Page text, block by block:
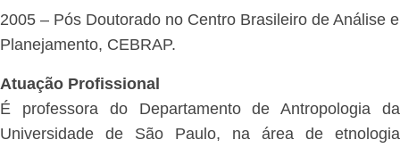
2005 – Pós Doutorado no Centro Brasileiro de Análise e
Planejamento, CEBRAP.
Atuação Profissional
É professora do Departamento de Antropologia da
Universidade de São Paulo, na área de etnologia